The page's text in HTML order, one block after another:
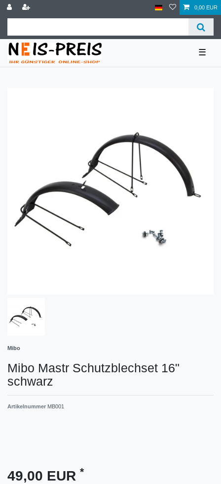
0,00 EUR
☰
Mibo
Mibo Mastr Schutzblechset 16"
schwarz
Artikelnummer MB001
49,00 EUR *